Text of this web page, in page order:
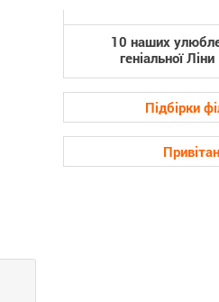
10 наших
геніальної
Підбірки